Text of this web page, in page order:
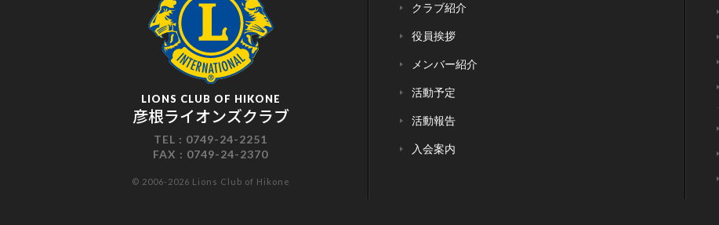
LIONS CLUB OF HIKONE
彦根ライオンズクラブ
TEL : 0749-24-2251
FAX : 0749-24-2370
© 2006-2026 Lions Club of Hikone
クラブ紹介
役員挨拶
メンバー紹介
活動予定
活動報告
入会案内